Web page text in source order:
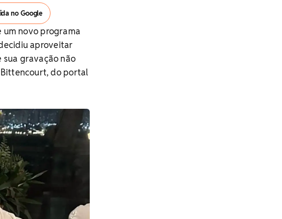
no Google
um novo programa
aproveitar
sua gravação não
do portal